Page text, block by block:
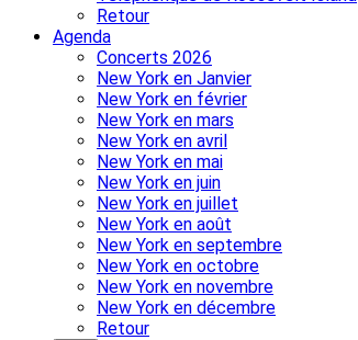
Retour
Agenda
Concerts 2026
New York en Janvier
New York en février
New York en mars
New York en avril
New York en mai
New York en juin
New York en juillet
New York en août
New York en septembre
New York en octobre
New York en novembre
New York en décembre
Retour